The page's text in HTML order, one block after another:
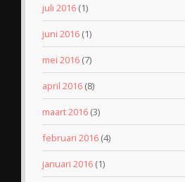
juli 2016 (1)
juni 2016 (1)
mei 2016 (7)
april 2016 (8)
maart 2016 (3)
februari 2016 (4)
januari 2016 (1)